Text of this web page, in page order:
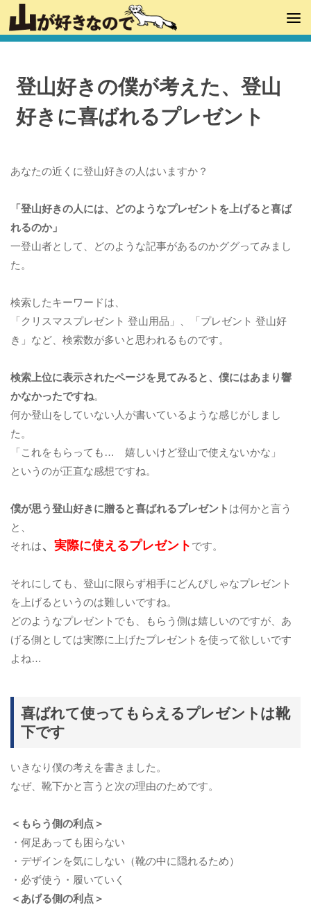
登山好きの僕が考えた、登山
好きに喜ばれるプレゼント
あなたの近くに登山好きの人はいますか？
「登山好きの人には、どのようなプレゼントを上げると喜ば
れるのか」
一登山者として、どのような記事があるのかググってみまし
た。
検索したキーワードは、
「クリスマスプレゼント 登山用品」、「プレゼント 登山好
き」など、検索数が多いと思われるものです。
検索上位に表示されたページを見てみると、僕にはあまり響
かなかったですね。
何か登山をしていない人が書いているような感じがしまし
た。
「これをもらっても… 嬉しいけど登山で使えないかな」
というのが正直な感想ですね。
僕が思う登山好きに贈ると喜ばれるプレゼント は何かと言う
と、
それは、 実際に使えるプレゼント です。
それにしても、登山に限らず相手にどんぴしゃなプレゼント
を上げるというのは難しいですね。
どのようなプレゼントでも、もらう側は嬉しいのですが、あ
げる側としては実際に上げたプレゼントを使って欲しいです
よね…
喜ばれて使ってもらえるプレゼントは靴
下です
いきなり僕の考えを書きました。
なぜ、靴下かと言うと次の理由のためです。
＜もらう側の利点＞
・何足あっても困らない
・デザインを気にしない（靴の中に隠れるため）
・必ず使う・履いていく
＜あげる側の利点＞